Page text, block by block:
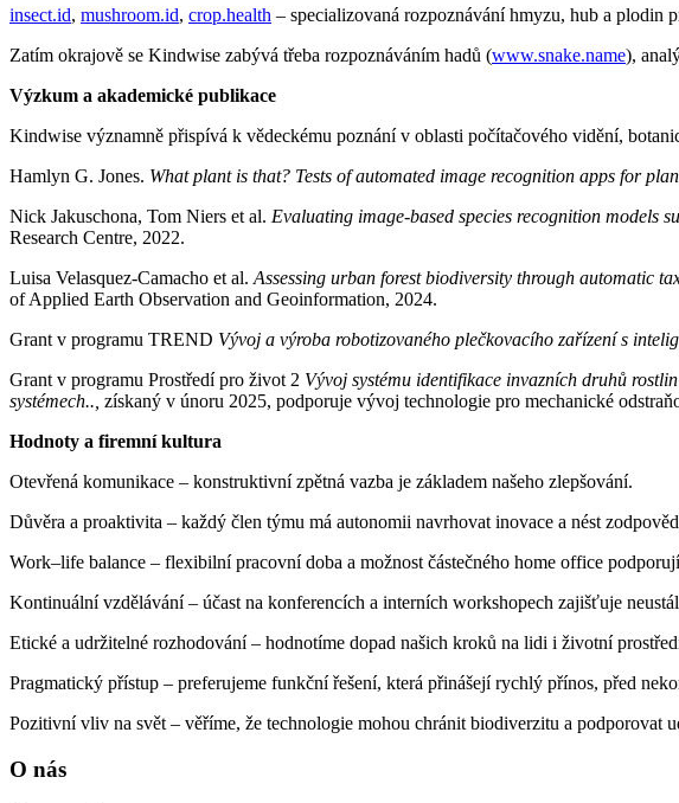
insect.id, mushroom.id, crop.health – specializovaná rozpoznávání hmyzu, hub a plodin
Zatím okrajově se Kindwise zabývá třeba rozpoznáváním hadů (www.snake.name),
Výzkum a akademické publikace
Kindwise významně přispívá k vědeckému poznání v oblasti počítačového vidění,
Hamlyn G. Jones. What plant is that? Tests of automated image recognition apps for
Nick Jakuschona, Tom Niers et al. Evaluating image-based species recognition models
Research Centre, 2022.
Luisa Velasquez-Camacho et al. Assessing urban forest biodiversity through automatic
of Applied Earth Observation and Geoinformation, 2024.
Grant v programu TREND Vývoj a výroba robotizovaného plečkovacího zařízení s
Grant v programu Prostředí pro život 2 Vývoj systému identifikace invazních druhů
systémech.. získaný v únoru 2025, podporuje vývoj technologie pro mechanické
Hodnoty a firemní kultura
Otevřená komunikace – konstruktivní zpětná vazba je základem našeho zlepšování.
Důvěra a proaktivita – každý člen týmu má autonomii navrhovat inovace a nést
Work–life balance – flexibilní pracovní doba a možnost částečného home office
Kontinuální vzdělávání – účast na konferencích a interních workshopech zajišťuje
Etické a udržitelné rozhodování – hodnotíme dopad našich kroků na lidi i životní
Pragmatický přístup – preferujeme funkční řešení, která přinášejí rychlý přínos, před
Pozitivní vliv na svět – věříme, že technologie mohou chránit biodiverzitu a podporovat
O nás